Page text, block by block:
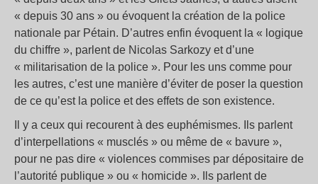
« depuis 30 ans » ou évoquent la création de la police
nationale par Pétain. D’autres enfin évoquent la « logique
du chiffre », parlent de Nicolas Sarkozy et d’une
« militarisation de la police ». Pour les uns comme pour
les autres, c’est une manière d’éviter de poser la question
de ce qu’est la police et des effets de son existence.
Il y a ceux qui recourent à des euphémismes. Ils parlent
d’interpellations « musclés » ou même de « bavure »,
pour ne pas dire « violences commises par dépositaire de
l’autorité publique » ou « homicide ». Ils parlent de